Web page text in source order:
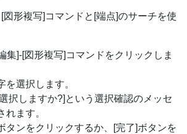
形複写]コマンドと[端点]のサーチを使
集]-[図形複写]コマンドをクリックしま
を選択します。
択しますか?]という選択確認のメッセ
れます。
タンをクリックするか、[完了]ボタンを